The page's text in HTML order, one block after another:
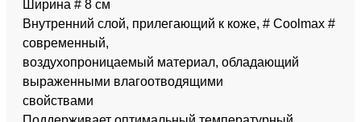
Ширина # 8 см
Внутренний слой, прилегающий к коже, # Coolmax #
современный,
воздухопроницаемый материал, обладающий
выраженными влагоотводящими
свойствами